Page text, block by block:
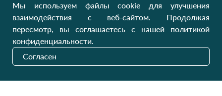
Наши обновления
Отправить
Мы используем файлы cookie для улучшения
взаимодействия с веб-сайтом. Продолжая
пересмотр, вы соглашаетесь с нашей политикой
конфиденциальности.
Согласен